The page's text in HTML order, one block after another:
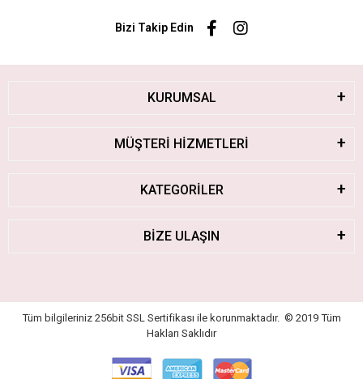
Bizi Takip Edin
KURUMSAL
MÜŞTERİ HİZMETLERİ
KATEGORİLER
BİZE ULAŞIN
Tüm bilgileriniz 256bit SSL Sertifikası ile korunmaktadır. © 2019 Tüm
Hakları Saklıdır